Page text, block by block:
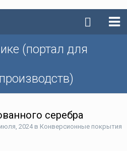
(портал для
серебра
2024в Конверсионные покрытия